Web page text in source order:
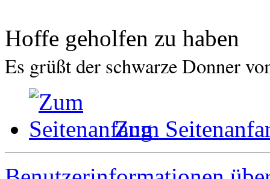
Hoffe geholfen zu haben
Es grüßt der schwarze Donner
Zum